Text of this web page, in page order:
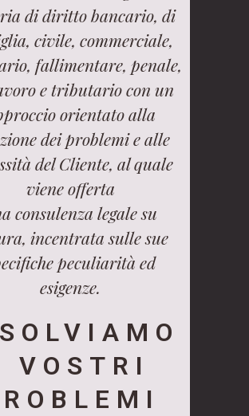
di diritto bancario, di
civile, commerciale,
fallimentare, penale,
e tributario con un
orientato alla
dei problemi e alle
del Cliente, al quale
viene offerta
consulenza legale su
incentrata sulle sue
peculiarità ed
esigenze.
VOSTRI